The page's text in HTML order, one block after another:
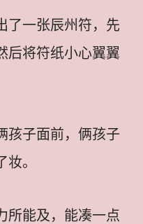
了一张辰州符，先
后将符纸小心翼翼
孩子面前，俩孩子
。
所能及，能凑一点